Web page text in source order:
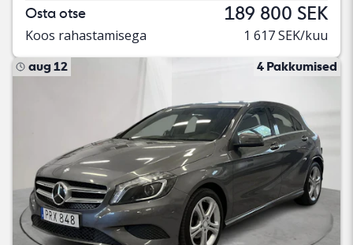
Osta otse 189 800 SEK
Koos rahastamisega 1 617 SEK/kuu
aug 12 4 Pakkumised